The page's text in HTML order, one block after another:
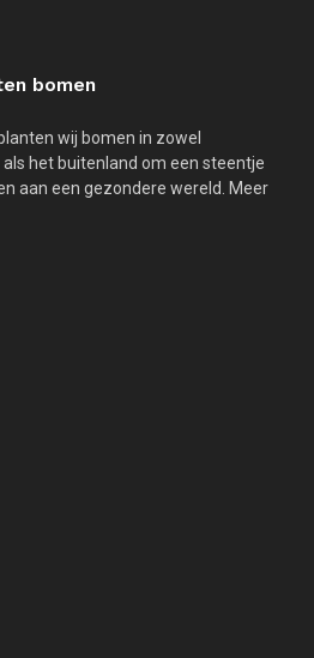
bomen
wij bomen in zowel
als het buitenland om een steentje
aan een gezondere wereld. Meer